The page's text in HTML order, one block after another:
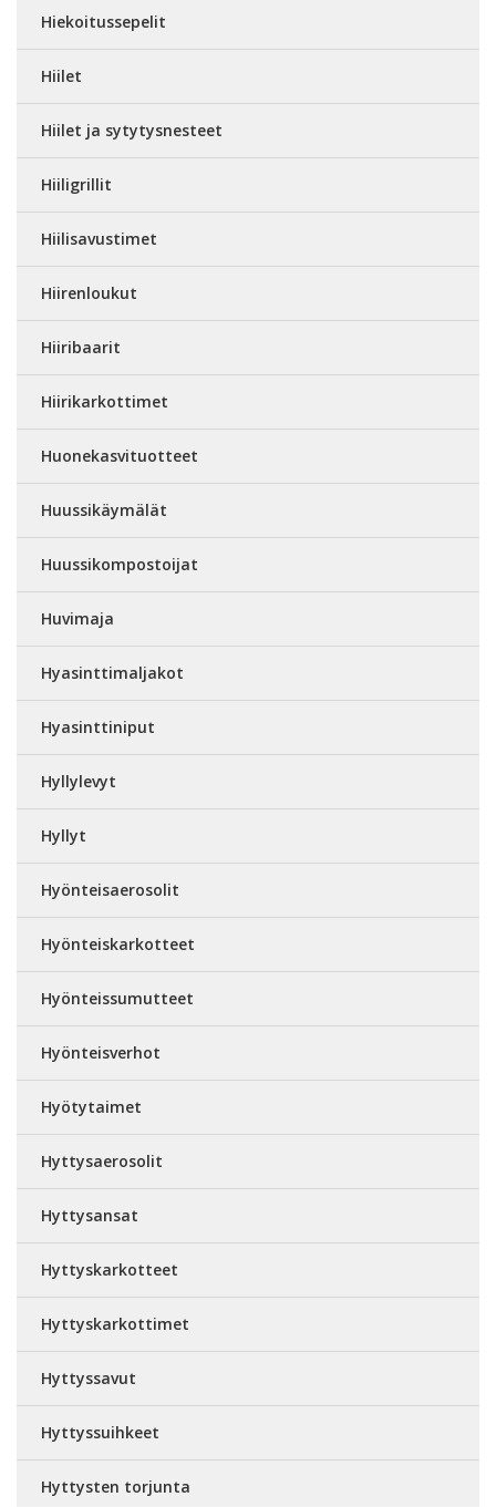
Hiekoitussepelit
Hiilet
Hiilet ja sytytysnesteet
Hiiligrillit
Hiilisavustimet
Hiirenloukut
Hiiribaarit
Hiirikarkottimet
Huonekasvituotteet
Huussikäymälät
Huussikompostoijat
Huvimaja
Hyasinttimaljakot
Hyasinttiniput
Hyllylevyt
Hyllyt
Hyönteisaerosolit
Hyönteiskarkotteet
Hyönteissumutteet
Hyönteisverhot
Hyötytaimet
Hyttysaerosolit
Hyttysansat
Hyttyskarkotteet
Hyttyskarkottimet
Hyttyssavut
Hyttyssuihkeet
Hyttysten torjunta